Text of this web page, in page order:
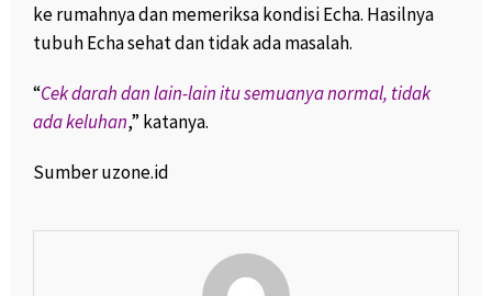
ke rumahnya dan memeriksa kondisi Echa. Hasilnya
tubuh Echa sehat dan tidak ada masalah.
“Cek darah dan lain-lain itu semuanya normal, tidak
ada keluhan,” katanya.
Sumber uzone.id